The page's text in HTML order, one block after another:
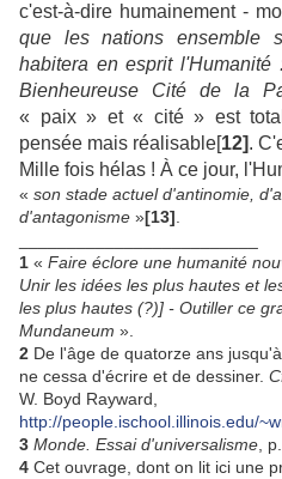
c'est-à-dire humainement -
que les nations ensemble
habitera en esprit
Bienheureuse Cité de la
« paix » et « cité » est
pensée mais réalisable[12].
Mille fois hélas ! À ce jour,
« son stade actuel d'antinomie,
d'antagonisme »[13]
1 « Faire éclore une humanité
Unir les idées les plus hautes et
les plus hautes (?)] - Outiller ce
Mundaneum ».
2 De l'âge de quatorze ans
ne cessa d'écrire et de dessiner.
W. Boyd Rayward,
http://people.ischool.illinois.edu/
3 Monde. Essai d'universalisme ,
4 Cet ouvrage, dont on lit ici une